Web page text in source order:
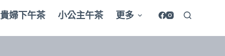
貴婦下午茶 小公主午茶 更多